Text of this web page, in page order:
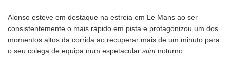
Alonso esteve em destaque na estreia em Le Mans ao ser
consistentemente o mais rápido em pista e protagonizou um dos
momentos altos da corrida ao recuperar mais de um minuto para
o seu colega de equipa num espetacular stintnoturno.